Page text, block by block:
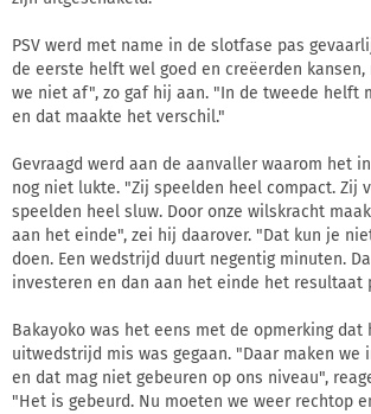
PSV werd met name in de slotfase pas
de eerste helft wel goed en creëerden
we niet af", zo gaf hij aan. "In de tweede helft
en dat maakte het verschil."
Gevraagd werd aan de aanvaller waarom het
nog niet lukte. "Zij speelden heel compact. Zij
speelden heel sluw. Door onze wilskracht
aan het einde", zei hij daarover. "Dat kun je
doen. Een wedstrijd duurt negentig minuten.
investeren en dan aan het einde het resultaat
Bakayoko was het eens met de opmerking dat
uitwedstrijd mis was gegaan. "Daar maken we
en dat mag niet gebeuren op ons niveau",
"Het is gebeurd. Nu moeten we weer rechtop